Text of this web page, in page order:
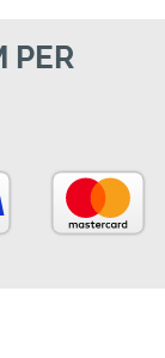
PER